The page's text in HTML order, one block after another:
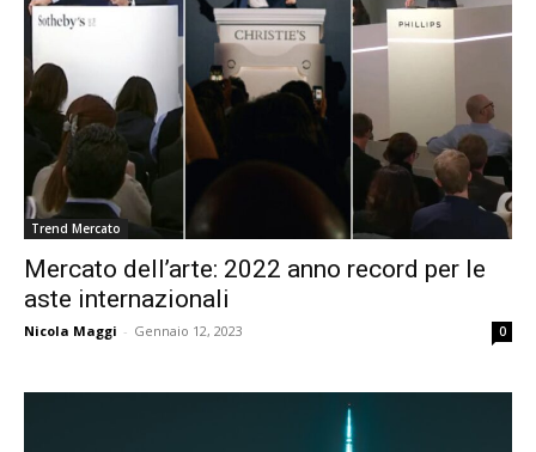
Trend Mercato
Mercato dell’arte: 2022 anno record per le
aste internazionali
Nicola Maggi - Gennaio 12, 2023 0